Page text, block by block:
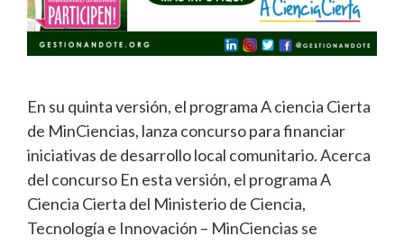
En su quinta versión, el programa A ciencia Cierta
de MinCiencias, lanza concurso para financiar
iniciativas de desarrollo local comunitario. Acerca
del concurso En esta versión, el programa A
Ciencia Cierta del Ministerio de Ciencia,
Tecnología e Innovación – MinCiencias se